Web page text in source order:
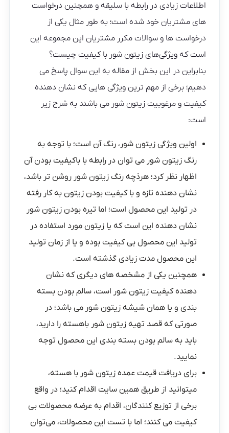
اطلاعات زیادی در رابطه با سلیقه و همچنین درخواست
های مشتریان خود شده است؛ به طور مثال یکی از
درخواست ها و سوالات مکرر مشتریان این مجموعه این
است که ویژگی‌های زیتون شور با کیفیت چیست؟
بنابراین در این بخش از مقاله به این سوال پاسخ می
دهیم؛ برخی از مهم ترین ویژگی هایی که نشان دهنده
کیفیت و مرغوبیت زیتون شور می باشند به شرح زیر
است:
اولین ویژگی زیتون شور، رنگ آن است؛ با توجه به
رنگ زیتون شور می توان در رابطه با باکیفیت بودن آن
اظهار نظر کرد؛ هرذچه رنگ زیتون شور روشن تر باشد،
نشان‌ دهنده تازه و با کیفیت بودن زیتون به کار رفته
در تولید این محصول است؛ اما تیره بودن زیتون شور
نشان‌ دهنده این است که یا زیتون مورد استفاده در
تولید این محصول بی کیفیت بوده و یا از زمان تولید
این محصول مدت زیادی گذشته است.
همچنین یکی از مشخصه های دیگری که نشان
دهنده کیفیت زیتون شور است، سالم بودن بسته
بندی و یا همان شیشه زیتون شور می باشد؛ در
صورتی که قصد تهیه زیتون شور باهسته را دارید،
باید به سالم بودن بسته بندی این محصول توجه
نمایید.
برای دریافت قیمت عمده زیتون شور با هسته،
میتوانید از طریق همین سایت اقدام کنید؛ در واقع
برخی از توزیع کنندگان، اقدام به عرضه محصولات بی
کیفیت می‌ کنند؛ اما با تست این محصولات، می‌توان